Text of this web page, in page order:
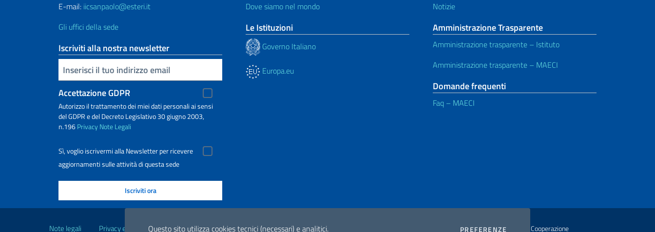
Questo sito utilizza cookies tecnici (necessari) e analitici. PREFERENZE COOKIES
E-mail: iicsanpaolo@esteri.it
Gli uffici della sede
Iscriviti alla nostra newsletter
Inserisci la tua email
Accettazione GDPR
Autorizzo il trattamento dei miei dati personali ai sensi
del GDPR e del Decreto Legislativo 30 giugno 2003,
n.196PrivacyNote Legali
Sì, voglio iscrivermi alla Newsletter per ricevere
aggiornamenti sulle attività di questa sede
Dove siamo nel mondo
Le Istituzioni
Governo Italiano
Europa.eu
Notizie
Amministrazione Trasparente
Amministrazione trasparente – Istituto
Amministrazione trasparente – MAECI
Domande frequenti
Faq – MAECI
Note legali Privacy e cookie policy Dichiarazione di accessibilità 2026 Copyright Ministero degli Affari Esteri e della Cooperazione